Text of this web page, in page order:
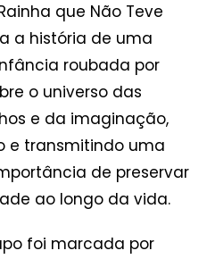
que Não Teve
a história de uma
roubada por
o universo das
e da imaginação,
e transmitindo uma
de preservar
ao longo da vida.
foi marcada por